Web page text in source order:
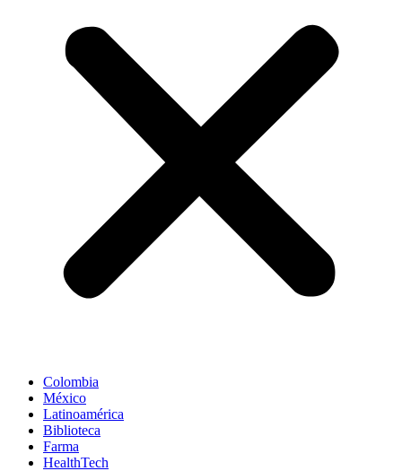
Colombia
México
Latinoamérica
Biblioteca
Farma
HealthTech